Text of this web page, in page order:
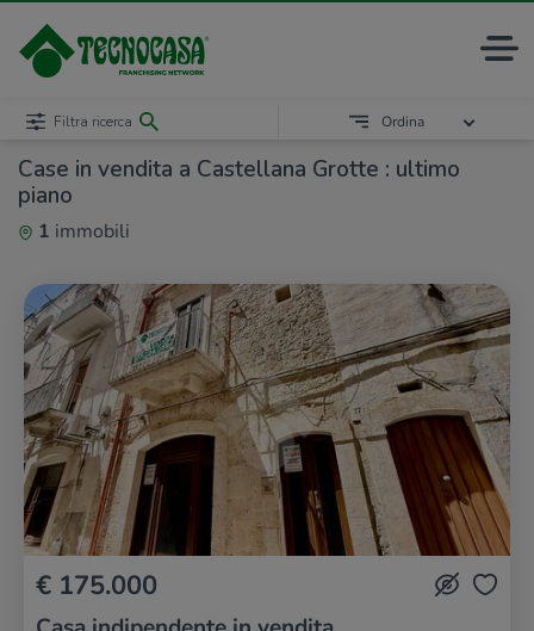
Case in vendita a Castellana Grotte : ultimo
piano
1 immobili
Filtra ricerca Ordina
€ 175.000